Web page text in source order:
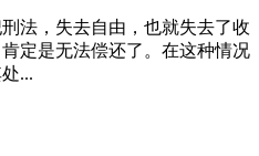
法，失去自由，也就失去了收
定是无法偿还了。在这种情况
...